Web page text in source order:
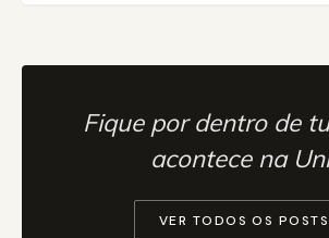
Fique por dentro de
acontece na
VER TODOS OS POSTS